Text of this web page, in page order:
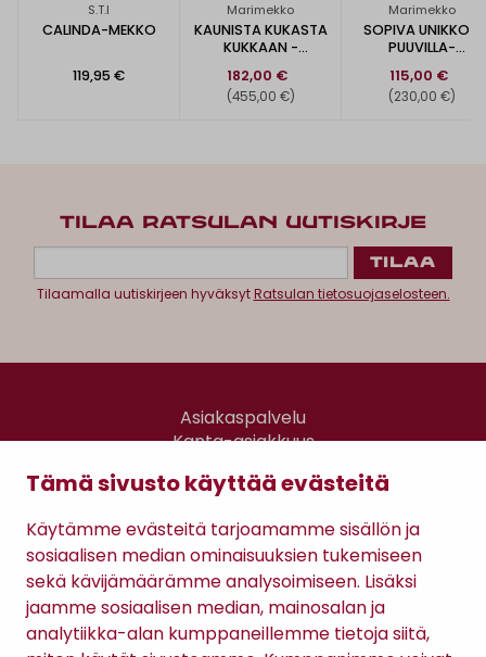
Tämä sivusto käyttää evästeitä
Käytämme evästeitä tarjoamamme sisällön ja
sosiaalisen median ominaisuuksien tukemiseen
sekä kävijämäärämme analysoimiseen. Lisäksi
jaamme sosiaalisen median, mainosalan ja
analytiikka-alan kumppaneillemme tietoja siitä,
S.T.I
CALINDA-MEKKO
119,95 €
Marimekko
KAUNISTA KUKASTA
KUKKAAN -
182,00 €
(455,00 €)
Marimekko
SOPIVA UNIKKO -
PUUVILLA-
115,00 €
(230,00 €)
TILAA RATSULAN UUTISKIRJE
Tilaamalla uutiskirjeen hyväksytRatsulan tietosuojaselosteen.
Asiakaspalvelu
Kanta-asiakkuus
Gomee Ratsula Café
Sopimusehdot
Tietosuojaseloste
Maksutavat